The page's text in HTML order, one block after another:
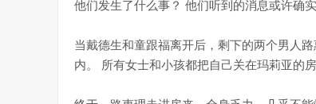
他们发生了什么事？ 他们听到的消息或许确实
当戴德生和童跟福离开后，剩下的两个男人
内。 所有女士和小孩都把自己关在玛莉亚的